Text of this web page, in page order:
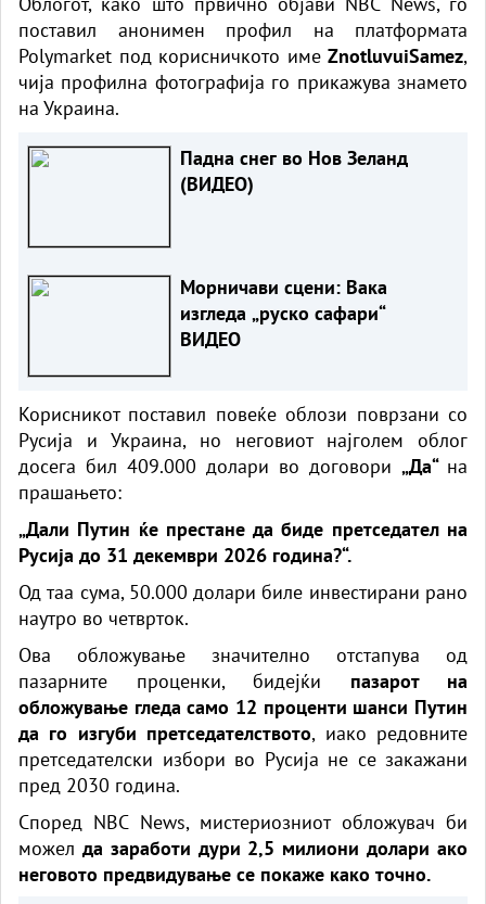
поставил анонимен профил на платформата
Polymarket под корисничкото имеZnotluvuiSamez,
чија профилна фотографија го прикажува знамето
на Украина.
Падна снег во Нов Зеланд
(ВИДЕО)
Морничави сцени: Вака
изгледа „руско сафари“
ВИДЕО
Корисникот поставил повеќе облози поврзани со
Русија и Украина, но неговиот најголем облог
досега бил 409.000 долари во договори „Да“ на
прашањето:
„Дали Путин ќе престане да биде претседател на
Русија до 31 декември 2026 година?“.
Од таа сума, 50.000 долари биле инвестирани рано
наутро во четврток.
Ова обложување значително отстапува од
пазарните проценки, бидејќи пазарот на
обложување гледа само 12 проценти шанси Путин
да го изгуби претседателството, иако редовните
претседателски избори во Русија не се закажани
пред 2030 година.
Според NBC News, мистериозниот обложувач би
можел да заработи дури 2,5 милиони долари ако
неговото предвидување се покаже како точно.